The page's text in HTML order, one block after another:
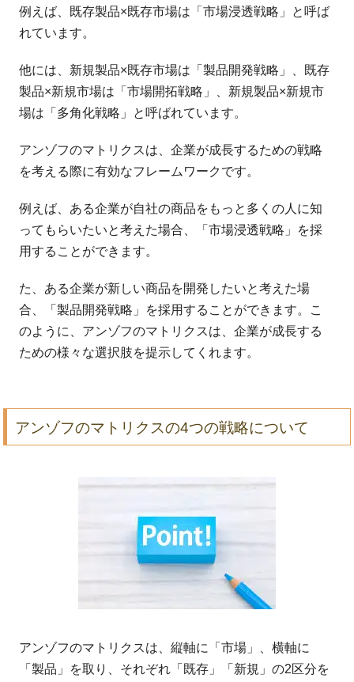
例えば、既存製品×既存市場は「市場浸透戦略」と呼ば
れています。
他には、新規製品×既存市場は「製品開発戦略」、既存
製品×新規市場は「市場開拓戦略」、新規製品×新規市
場は「多角化戦略」と呼ばれています。
アンゾフのマトリクスは、企業が成長するための戦略
を考える際に有効なフレームワークです。
例えば、ある企業が自社の商品をもっと多くの人に知
ってもらいたいと考えた場合、「市場浸透戦略」を採
用することができます。
た、ある企業が新しい商品を開発したいと考えた場
合、「製品開発戦略」を採用することができます。こ
のように、アンゾフのマトリクスは、企業が成長する
ための様々な選択肢を提示してくれます。
アンゾフのマトリクスの4つの戦略について
アンゾフのマトリクスは、縦軸に「市場」、横軸に
「製品」を取り、それぞれ「既存」「新規」の2区分を